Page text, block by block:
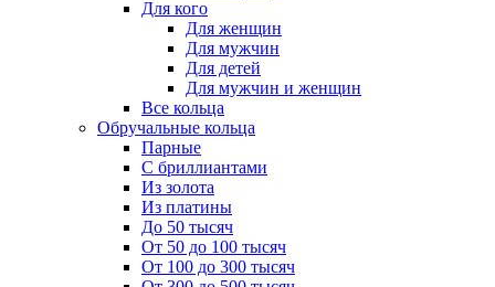
Для кого
Для женщин
Для мужчин
Для детей
Для мужчин и женщин
Все кольца
Обручальные кольца
Парные
С бриллиантами
Из золота
Из платины
До 50 тысяч
От 50 до 100 тысяч
От 100 до 300 тысяч